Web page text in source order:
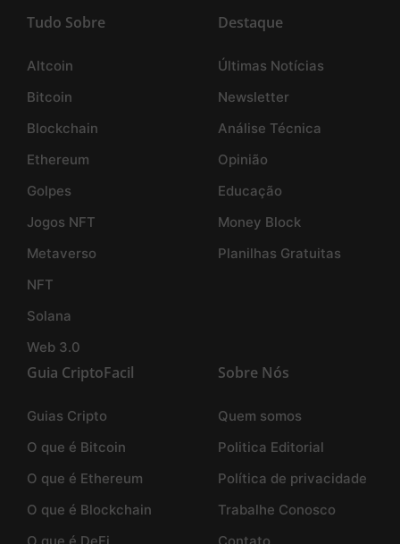
Tudo Sobre
Altcoin
Bitcoin
Blockchain
Ethereum
Golpes
Jogos NFT
Metaverso
NFT
Solana
Web 3.0
Destaque
Últimas Notícias
Newsletter
Análise Técnica
Opinião
Educação
Money Block
Planilhas Gratuitas
Guia CriptoFacil
Guias Cripto
O que é Bitcoin
O que é Ethereum
O que é Blockchain
Sobre Nós
Quem somos
Politica Editorial
Política de privacidade
Trabalhe Conosco